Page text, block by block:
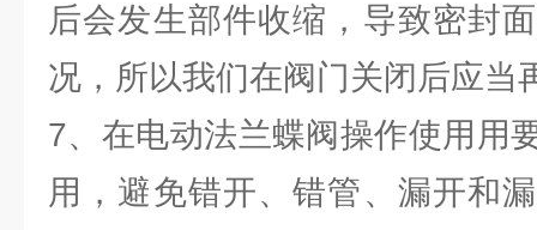
后会发生部件收缩，导致密封
况，所以我们在阀门关闭后应当
7、在电动法兰蝶阀操作使用用
用，避免错开、错管、漏开和